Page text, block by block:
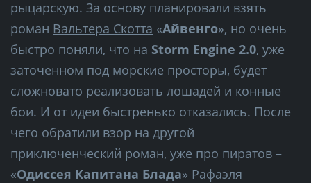
рыцарскую. За основу планировали взять
роман Вальтера Скотта «Айвенго», но очень
быстро поняли, что на Storm Engine 2.0, уже
заточенном под морские просторы, будет
сложновато реализовать лошадей и конные
бои. И от идеи быстренько отказались. После
чего обратили взор на другой
приключенческий роман, уже про пиратов –
«Одиссея Капитана Блада» Рафаэля